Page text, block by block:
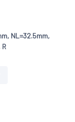
NL=32.5mm,